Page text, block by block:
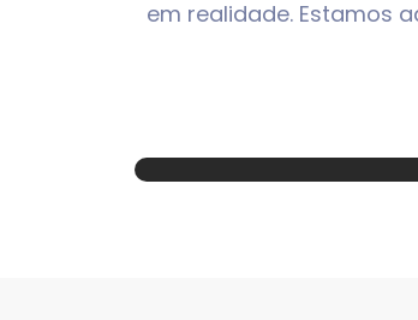
em realidade. Estamos